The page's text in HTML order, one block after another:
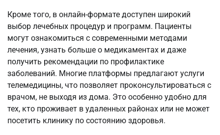
Кроме того, в онлайн-формате доступен широкий
выбор лечебных процедур и программ. Пациенты
могут ознакомиться с современными методами
лечения, узнать больше о медикаментах и даже
получить рекомендации по профилактике
заболеваний. Многие платформы предлагают услуги
телемедицины, что позволяет проконсультироваться с
врачом, не выходя из дома. Это особенно удобно для
тех, кто проживает в удаленных районах или не может
посетить клинику по состоянию здоровья.